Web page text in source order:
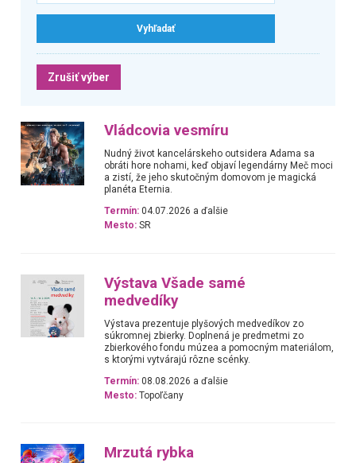
Zrušiť výber
Vládcovia vesmíru
Nudný život kancelárskeho outsidera Adama sa
obráti hore nohami, keď objaví legendárny Meč moci
a zistí, že jeho skutočným domovom je magická
planéta Eternia.
Termín: 04.07.2026 a ďalšie
Mesto: SR
Výstava Všade samé
medvedíky
Výstava prezentuje plyšových medvedíkov zo
súkromnej zbierky. Doplnená je predmetmi zo
zbierkového fondu múzea a pomocným materiálom,
s ktorými vytvárajú rôzne scénky.
Termín: 08.08.2026 a ďalšie
Mesto: Topoľčany
Mrzutá rybka